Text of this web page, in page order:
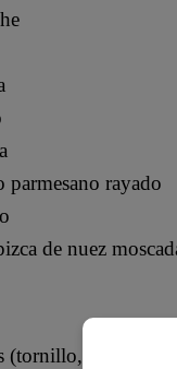
parmesano rayado
de nuez
(tornillo, pluma,